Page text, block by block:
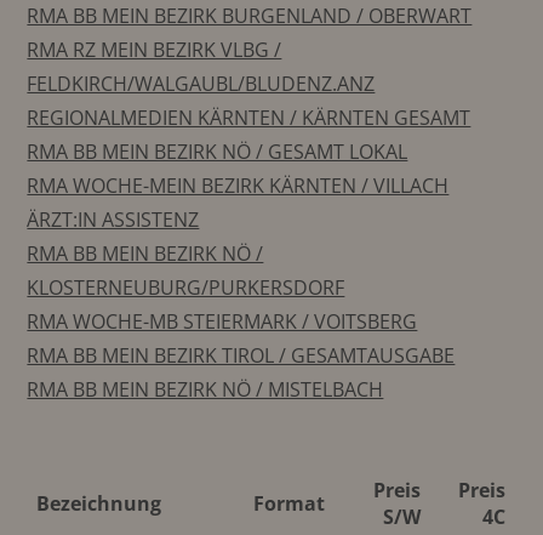
RMA BB MEIN BEZIRK BURGENLAND / OBERWART
RMA RZ MEIN BEZIRK VLBG /
FELDKIRCH/WALGAUBL/BLUDENZ.ANZ
REGIONALMEDIEN KÄRNTEN / KÄRNTEN GESAMT
RMA BB MEIN BEZIRK NÖ / GESAMT LOKAL
RMA WOCHE-MEIN BEZIRK KÄRNTEN / VILLACH
ÄRZT:IN ASSISTENZ
RMA BB MEIN BEZIRK NÖ /
KLOSTERNEUBURG/PURKERSDORF
RMA WOCHE-MB STEIERMARK / VOITSBERG
RMA BB MEIN BEZIRK TIROL / GESAMTAUSGABE
RMA BB MEIN BEZIRK NÖ / MISTELBACH
Bezeichnung Format
Preis
S/W
Preis
4C